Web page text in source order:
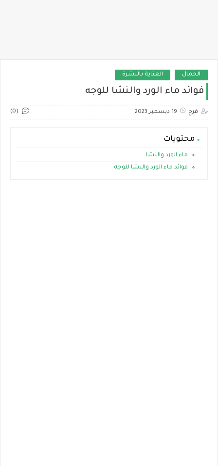
الجمال العناية بالبشرة
فوائد ماء الورد والنشا للوجه
فرح 19 ديسمبر 2023 (0)
محتويات
ماء الورد والنشا
فوائد ماء الورد والنشا للوجه